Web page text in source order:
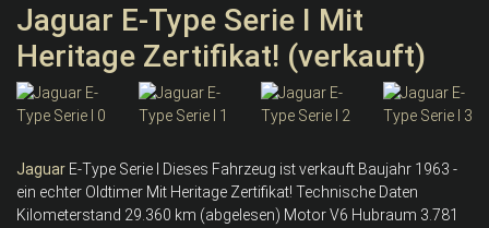
Jaguar E-Type Serie I Mit
Heritage Zertifikat! (verkauft)
Jaguar E-Type Serie I Dieses Fahrzeug ist verkauft Baujahr 1963 -
ein echter Oldtimer Mit Heritage Zertifikat! Technische Daten
Kilometerstand 29.360 km (abgelesen) Motor V6 Hubraum 3.781